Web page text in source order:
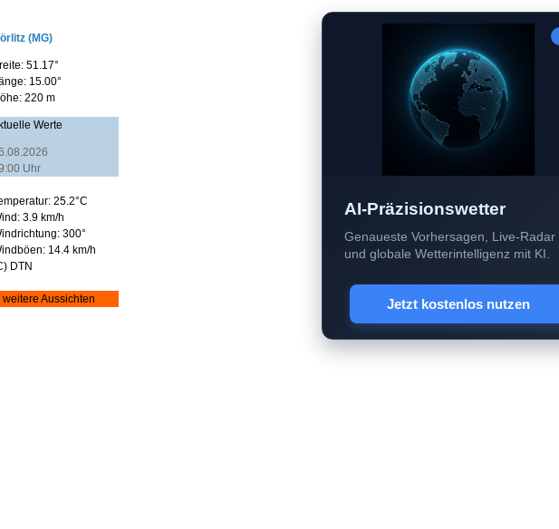
AI-Präzisionswetter
Genaueste Vorhersagen, Live-Radar
und globale Wetterintelligenz mit KI.
Jetzt kostenlos nutzen